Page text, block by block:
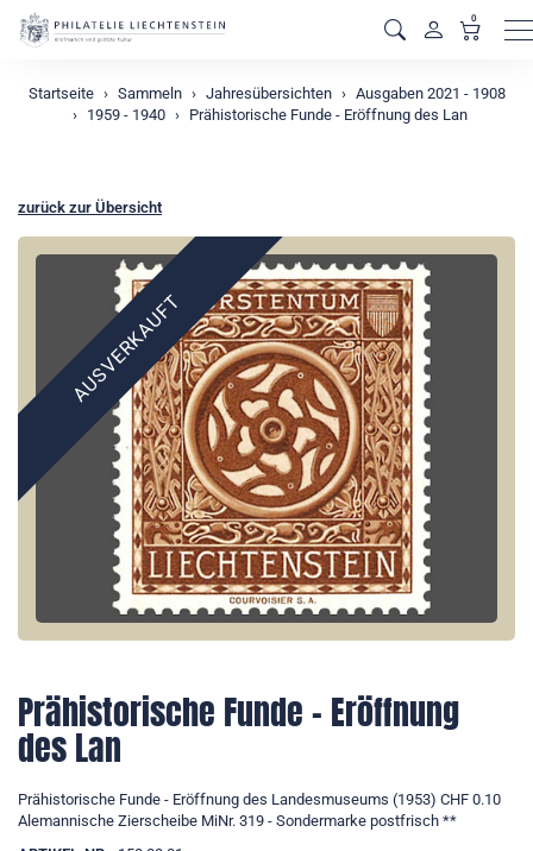
0
Startseite Sammeln Jahresübersichten
Ausgaben 2021 - 1908
1959 - 1940
Prähistorische Funde - Eröffnung des Lan
zurück zur Übersicht
AUSVERKAUFT
Prähistorische Funde - Eröffnung
des Lan
Prähistorische Funde - Eröffnung des Landesmuseums (1953) CHF 0.10
Alemannische Zierscheibe MiNr. 319 - Sondermarke postfrisch **